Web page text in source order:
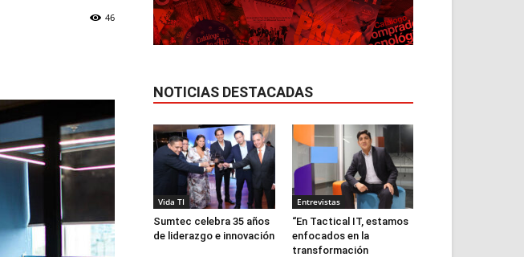
46
NOTICIAS DESTACADAS
Vida TI
Sumtec celebra 35 años
de liderazgo e innovación
Entrevistas
“En Tactical IT, estamos
enfocados en la
transformación